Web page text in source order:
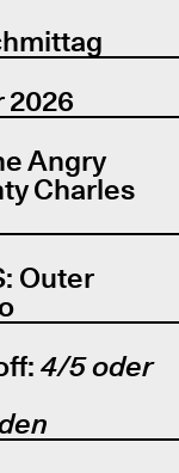
2026
Angry
Charles
Outer
4/5 oder